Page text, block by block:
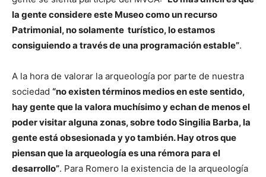
la gente considere este Museo como un recurso
Patrimonial, no solamente turístico, lo estamos
consiguiendo a través de una programación estable”.
A la hora de valorar la arqueología por parte de nuestra
sociedad “no existen términos medios en este sentido,
hay gente que la valora muchísimo y echan de menos el
poder visitar alguna zonas, sobre todo Singilia Barba, la
gente está obsesionada y yo también. Hay otros que
piensan que la arqueología es una rémora para el
desarrollo”. Para Romero la existencia de la arqueología